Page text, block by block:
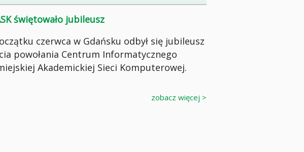
świętowało jubileusz
czerwca w Gdańsku odbył się jubileusz
powołania Centrum Informatycznego
Akademickiej Sieci Komputerowej.
zobacz więcej >